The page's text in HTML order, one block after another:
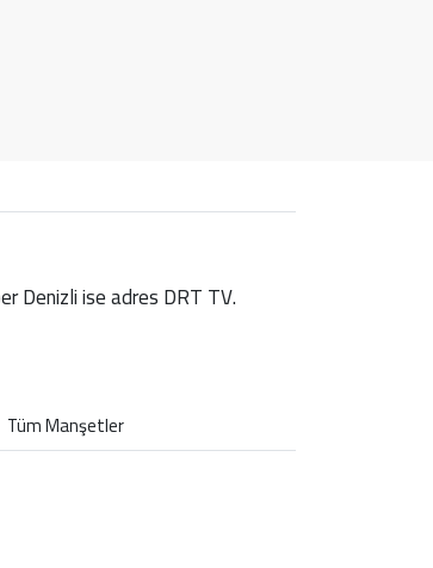
Denizli ise adres DRT TV.
Tüm Manşetler